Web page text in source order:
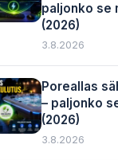
paljonko se
(2026)
3.8.2026
Poreallas
– paljonko
(2026)
3.8.2026